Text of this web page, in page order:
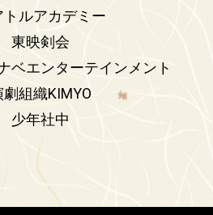
トルアカデミー
東映剣会
ベエンターテインメント
劇組織KIMYO
少年社中